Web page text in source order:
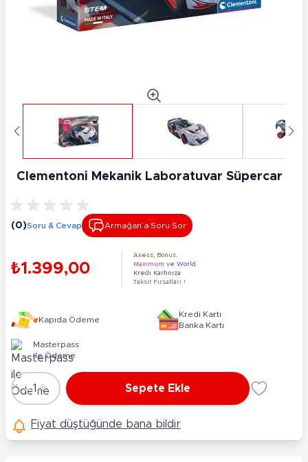
Clementoni Mekanik Laboratuvar Süpercar
(0)Soru & Cevap Armağan’a Soru Sor
₺1.399,00
Axess Bonus
Maximum ve World
Kredi Kartınıza
Taksit Fırsatları !
Kapıda Ödeme
Kredi Kartı
Banka Kartı
Masterpass
ile Ödeme
Adet
-1 + Sepete Ekle
Fiyat düştüğünde bana bildir